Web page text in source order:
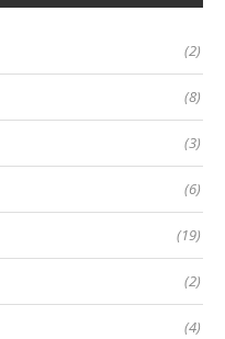
(2)
(8)
(3)
(6)
(19)
(2)
(4)